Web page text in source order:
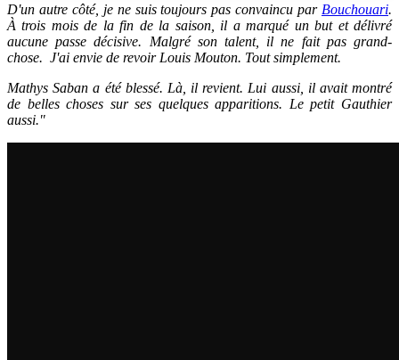
D'un autre côté, je ne suis toujours pas convaincu par Bouchouari.
À trois mois de la fin de la saison, il a marqué un but et délivré
aucune passe décisive. Malgré son talent, il ne fait pas grand-
chose. J'ai envie de revoir Louis Mouton. Tout simplement.
Mathys Saban a été blessé. Là, il revient. Lui aussi, il avait montré
de belles choses sur ses quelques apparitions. Le petit Gauthier
aussi."